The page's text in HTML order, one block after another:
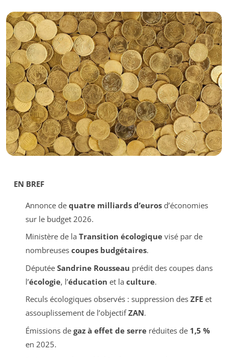
EN BREF
Annonce de quatre milliards d’eurosd’économies
sur le budget 2026.
Ministère de la Transition écologiquevisé par de
nombreuses coupes budgétaires.
Députée Sandrine Rousseau prédit des coupes dans
l’écologie, l’éducation et la culture.
Reculs écologiques observés : suppression des ZFEet
assouplissement de l’objectifZAN.
Émissions de gaz à effet de serreréduites de 1,5 %
en 2025.